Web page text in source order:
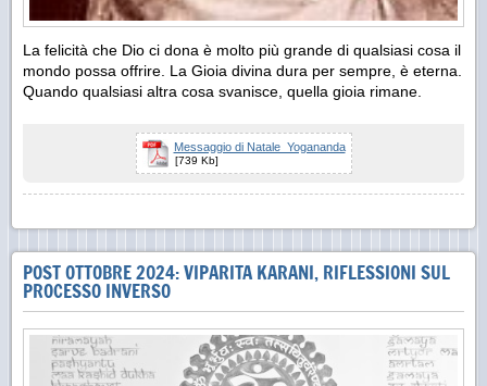
La felicità che Dio ci dona è molto più grande di qualsiasi cosa il
mondo possa offrire. La Gioia divina dura per sempre, è eterna.
Quando qualsiasi altra cosa svanisce, quella gioia rimane.
Messaggio di Natale_Yogananda
[739 Kb]
POST OTTOBRE 2024: VIPARITA KARANI, RIFLESSIONI SUL
PROCESSO INVERSO